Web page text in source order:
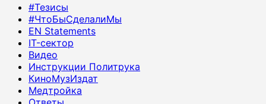
#Тезисы
#ЧтоБыСделалиМы
EN Statements
IT-сектор
Видео
Инструкции Политрука
КиноМузИздат
Медтройка